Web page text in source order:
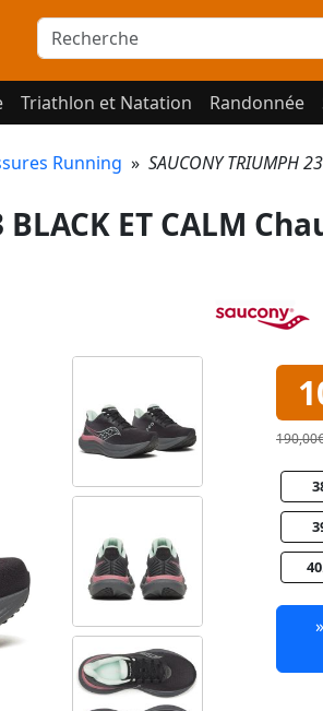
Triathlon et Natation Randonnée
Running » SAUCONY TRIUMPH
BLACK ET CALM